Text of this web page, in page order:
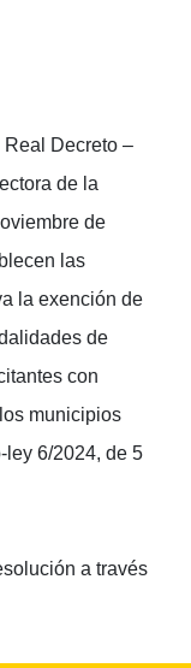
Real Decreto –
de la
de
las
la exención de
de
con
municipios
ley 6/2024, de 5
a través